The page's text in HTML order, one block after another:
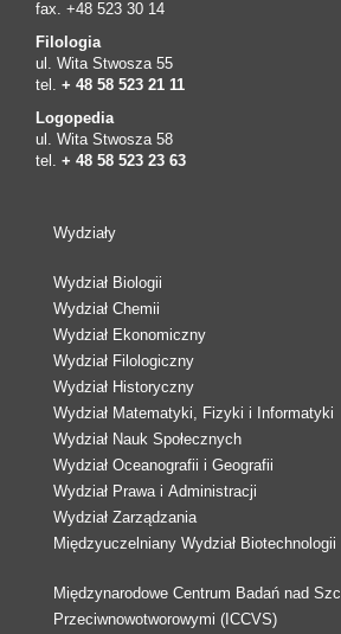
fax. +48 523 30 14
Filologia
ul. Wita Stwosza 55
tel. + 48 58 523 21 11
Logopedia
ul. Wita Stwosza 58
tel. + 48 58 523 23 63
Wydziały
Wydział Biologii
Wydział Chemii
Wydział Ekonomiczny
Wydział Filologiczny
Wydział Historyczny
Wydział Matematyki, Fizyki i Informatyki
Wydział Nauk Społecznych
Wydział Oceanografii i Geografii
Wydział Prawa i Administracji
Wydział Zarządzania
Międzyuczelniany Wydział Biotechnologii
Międzynarodowe Centrum Badań nad
Przeciwnowotworowymi (ICCVS)